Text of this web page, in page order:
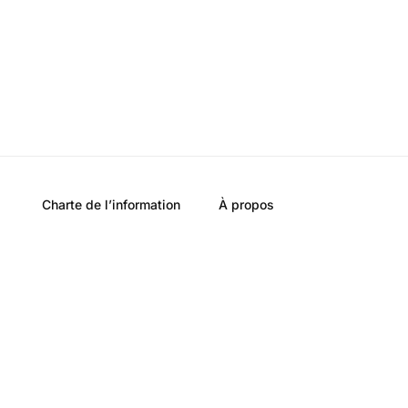
Charte de l’information À propos